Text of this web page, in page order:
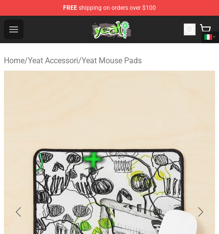
FREE shipping on orders over $100
Open menu
Yeat Shop - Official Yeat Merchandise Store
Home/Yeat Accessori/Yeat Mouse Pads